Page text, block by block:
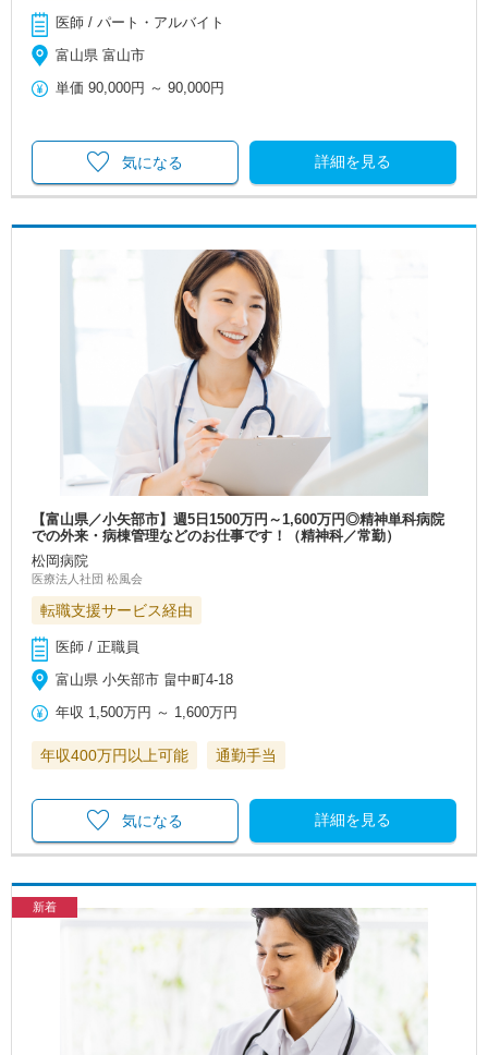
医師 / パート・アルバイト
富山県 富山市
単価 90,000円 ～90,000円
詳細を見る
気になる
【富山県／小矢部市】週5日1500万円～1,600万円◎精神単科病院
での外来・病棟管理などのお仕事です！（精神科／常勤）
松岡病院
医療法人社団 松風会
転職支援サービス経由
医師 / 正職員
富山県 小矢部市 畠中町4-18
年収 1,500万円 ～ 1,600万円
年収400万円以上可能 通勤手当
詳細を見る
気になる
新着